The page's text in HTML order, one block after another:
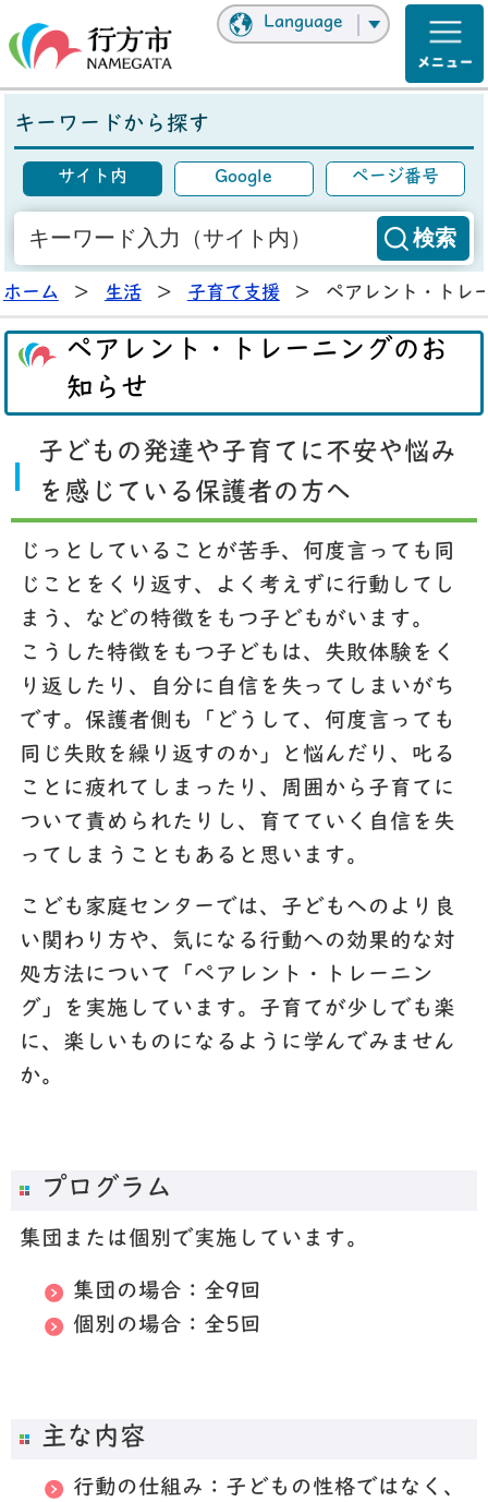
Language
キーワードから探す
サイト内 Google ページ番号
ホーム > 生活 > 子育て支援 > ペアレント・トレ
ペアレント・トレーニングのお
知らせ
子どもの発達や子育てに不安や悩み
を感じている保護者の方へ
じっとしていることが苦手、何度言っても同
じことをくり返す、よく考えずに行動してし
まう、などの特徴をもつ子どもがいます。
こうした特徴をもつ子どもは、失敗体験をく
り返したり、自分に自信を失ってしまいがち
です。保護者側も「どうして、何度言っても
同じ失敗を繰り返すのか」と悩んだり、叱る
ことに疲れてしまったり、周囲から子育てに
ついて責められたりし、育てていく自信を失
ってしまうこともあると思います。
こども家庭センターでは、子どもへのより良
い関わり方や、気になる行動への効果的な対
処方法について「ペアレント・トレーニン
グ」を実施しています。子育てが少しでも楽
に、楽しいものになるように学んでみません
か。
プログラム
集団または個別で実施しています。
集団の場合：全9回
個別の場合：全5回
主な内容
行動の仕組み：子どもの性格ではなく、